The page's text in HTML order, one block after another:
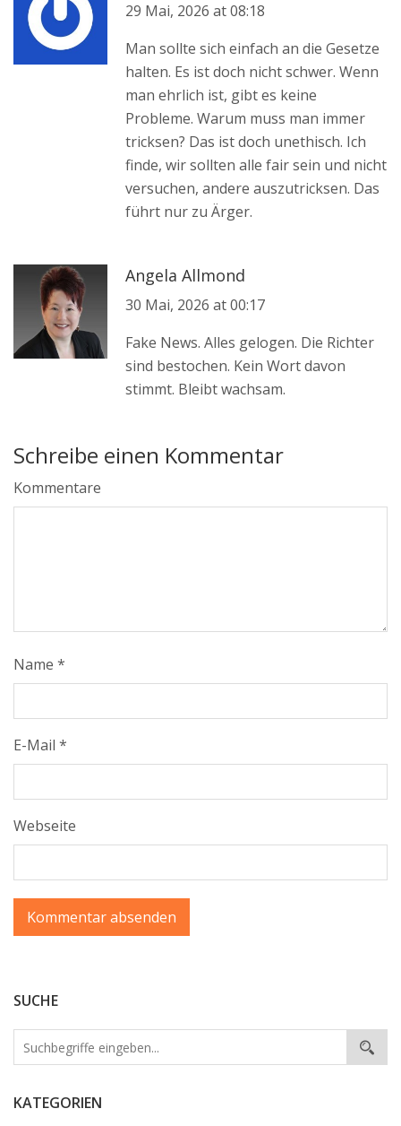
SUCHE
KATEGORIEN
29 Mai, 2026 at 08:18
Man sollte sich einfach an die Gesetze
halten. Es ist doch nicht schwer. Wenn
man ehrlich ist, gibt es keine
Probleme. Warum muss man immer
tricksen? Das ist doch unethisch. Ich
finde, wir sollten alle fair sein und nicht
versuchen, andere auszutricksen. Das
führt nur zu Ärger.
Angela Allmond
30 Mai, 2026 at 00:17
Fake News. Alles gelogen. Die Richter
sind bestochen. Kein Wort davon
stimmt. Bleibt wachsam.
Schreibe einen Kommentar
Kommentare
Name *
E-Mail *
Webseite